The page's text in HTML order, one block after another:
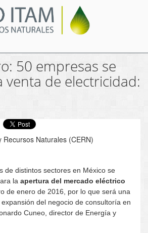
50 empresas se
venta de electricidad:
Naturales (CERN)
de distintos sectores en México se
la apertura del mercado eléctrico
de enero de 2016, por lo que será una
del negocio de consultoría en
Cuneo, director de Energía y